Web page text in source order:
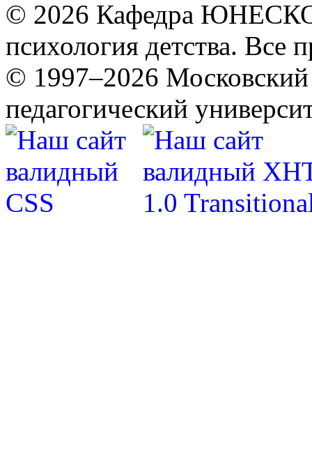
© 2026 Кафедра ЮНЕСКО
психология детства. Все
© 1997–2026 Московский
педагогический